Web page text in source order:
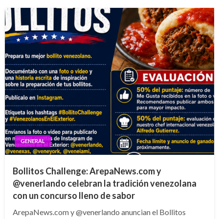
GENERAL
Bollitos Challenge: ArepaNews.com y
@venerlando celebran la tradición venezolana
con un concurso lleno de sabor
ArepaNews.com y @venerlando anuncian el Bollitos